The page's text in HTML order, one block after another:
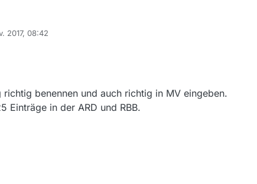
der ÖR überall problemlos abrufbar sind, gar nicht im
im RBB / MDR / ARD.
Hinweis und schöne Tage euch allen!
2017, 08:42
benennen und auch richtig in MV eingeben.
Einträge in der ARD und RBB.